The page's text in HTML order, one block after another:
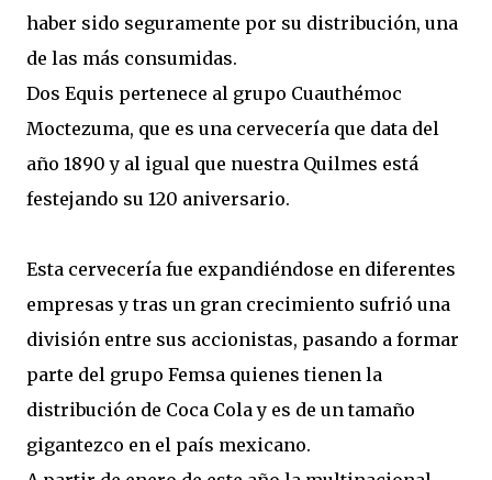
haber sido seguramente por su distribución, una
de las más consumidas.
Dos Equis pertenece al grupo Cuauthémoc
Moctezuma, que es una cervecería que data del
año 1890 y al igual que nuestra Quilmes está
festejando su 120 aniversario.
Esta cervecería fue expandiéndose en diferentes
empresas y tras un gran crecimiento sufrió una
división entre sus accionistas, pasando a formar
parte del grupo Femsa quienes tienen la
distribución de Coca Cola y es de un tamaño
gigantezco en el país mexicano.